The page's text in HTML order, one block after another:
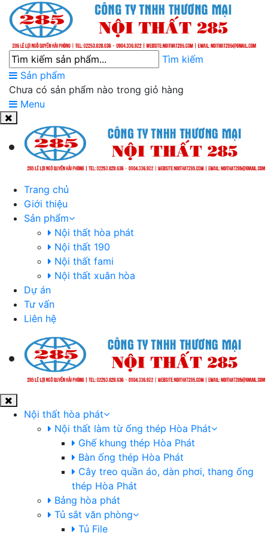
Tìm kiếm
Sản phẩm
Chưa có sản phẩm nào trong giỏ hàng
Menu
Trang chủ
Giới thiệu
Sản phẩm
Nội thất hòa phát
Nội thất 190
Nội thất fami
Nội thất xuân hòa
Dự án
Tư vấn
Liên hệ
Nội thất hòa phát
Nội thất làm từ ống thép Hòa Phát
Ghế khung thép Hòa Phát
Bàn ống thép Hòa Phát
Cây treo quần áo, dàn phơi, thang ống
thép Hòa Phát
Bảng hòa phát
Tủ sắt văn phòng
Tủ File